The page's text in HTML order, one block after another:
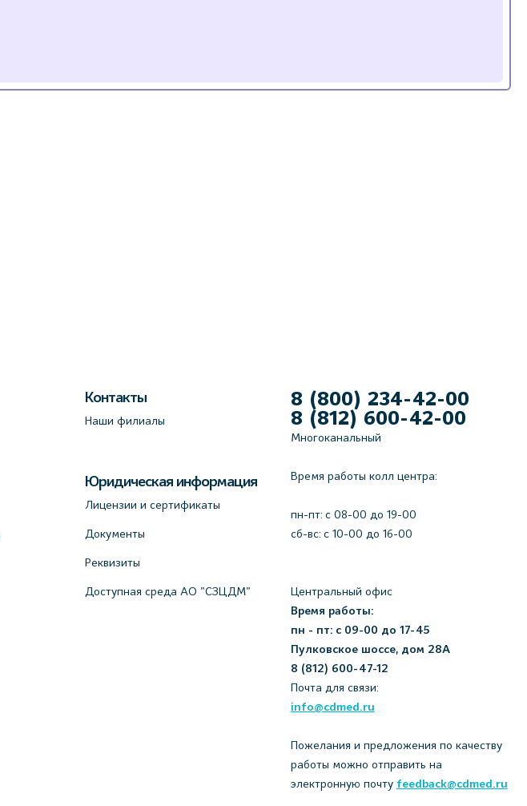
Контакты
Наши филиалы
Юридическая информация
Лицензии и сертификаты
Документы
Реквизиты
Доступная среда АО "СЗЦДМ"
8 (800) 234-42-00
8 (812) 600-42-00
Многоканальный
Время работы колл центра:
пн-пт: c 08-00 до 19-00
сб-вс: с 10-00 до 16-00
Центральный офис
Время работы:
пн - пт: с 09-00 до 17-45
Пулковское шоссе, дом 28А
8 (812) 600-47-12
Почта для связи:
info@cdmed.ru
Пожелания и предложения по качеству
работы можно отправить на
электронную почту feedback@cdmed.ru